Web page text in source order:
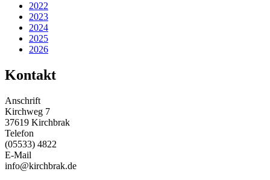
2022
2023
2024
2025
2026
Kontakt
Anschrift
Kirchweg 7
37619 Kirchbrak
Telefon
(05533) 4822
E-Mail
info@kirchbrak.de